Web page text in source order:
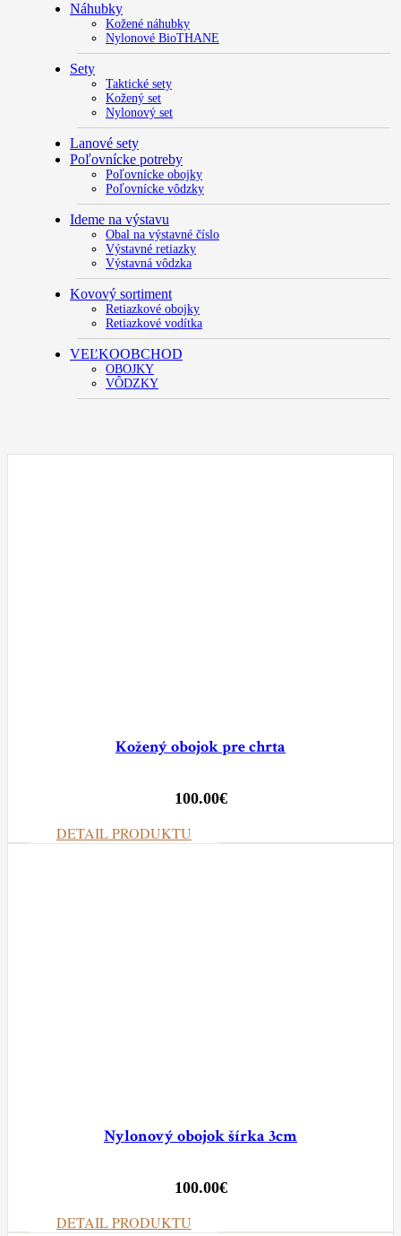
Náhubky
Kožené náhubky
Nylonové BioTHANE
Sety
Taktické sety
Kožený set
Nylonový set
Lanové sety
Poľovnícke potreby
Poľovnícke obojky
Poľovnícke vôdzky
Ideme na výstavu
Obal na výstavné číslo
Výstavné retiazky
Výstavná vôdzka
Kovový sortiment
Retiazkové obojky
Retiazkové vodítka
VEĽKOOBCHOD
OBOJKY
VÔDZKY
Kožený obojok pre chrta
100.00€
DETAIL PRODUKTU
Nylonový obojok šírka 3cm
100.00€
DETAIL PRODUKTU